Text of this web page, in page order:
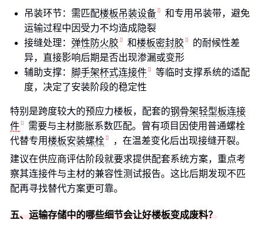
吊装环节：需匹配楼板吊装设备
和专用吊装带，避免
运输过程中因受力不均造成隐裂
接缝处理： 弹性防火胶 和楼板密封胶
的耐候性差
异，直接影响后期是否出现渗漏或变形
辅助支撑： 脚手架杯式连接件
等临时支撑系统的适配
度，决定了安装阶段的稳定性
特别是跨度较大的预应力楼板，配套的钢骨架轻型板连接
件
需要与主材膨胀系数匹配。曾有项目因使用普通螺栓
代替专用楼板安装螺栓
，在温差变化后出现接缝开裂。
建议在供应商评估阶段就要求提供配套系统方案，重点考
察其连接件与主材的兼容性测试报告。这比后期发现不匹
配再寻找替代方案更可靠。
五、运输存储中的哪些细节会让好楼板变成废料？